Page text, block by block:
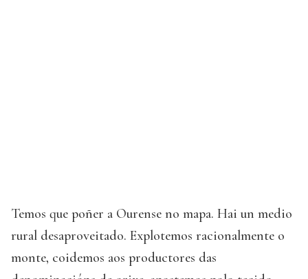
Temos que poñer a Ourense no mapa. Hai un medio
rural desaproveitado. Explotemos racionalmente o
monte, coidemos aos productores das